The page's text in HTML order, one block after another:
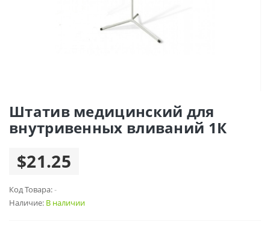
Штатив медицинский для
внутривенных вливаний 1К
$21.25
Код Товара:-
Наличие: В наличии